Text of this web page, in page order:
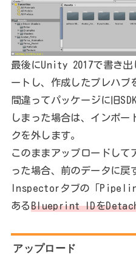
最後にUnity 2017で書き
ートし、作成したプレハブ
間違ってパッケージに旧
しまった場合は、インポー
クを外します。
このままアップロードして
った場合、前のデータに戻
Inspectorタブの「
あるBlueprint IDを
アップロード